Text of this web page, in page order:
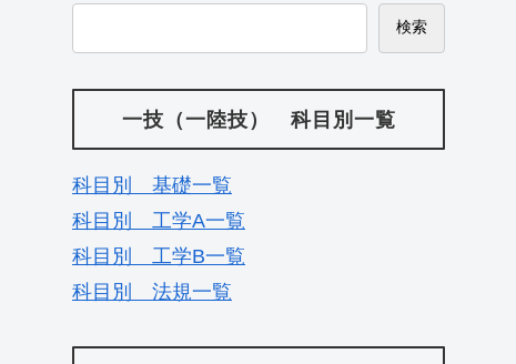
検索
一技（一陸技） 科目別一覧
科目別 基礎一覧
科目別 工学A一覧
科目別 工学B一覧
科目別 法規一覧